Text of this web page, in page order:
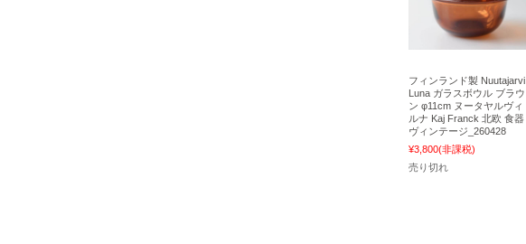
フィンランド製 Nuutajarvi
Luna ガラスボウル ブラウ
ン φ11cm ヌータヤルヴィ
ルナ Kaj Franck 北欧 食器
ヴィンテージ_260428
¥3,800(非課税)
売り切れ